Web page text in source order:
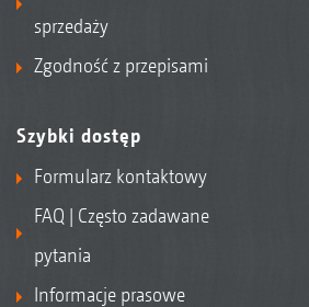
sprzedaży
Zgodność z przepisami
Szybki dostęp
Formularz kontaktowy
FAQ | Często zadawane
pytania
Informacje prasowe